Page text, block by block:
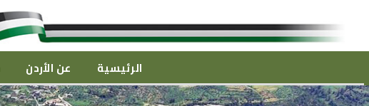
الرئيسية عن الأردن